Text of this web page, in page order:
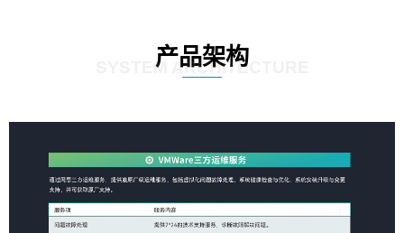
产品架构
SYSTEM ARCHITECTURE